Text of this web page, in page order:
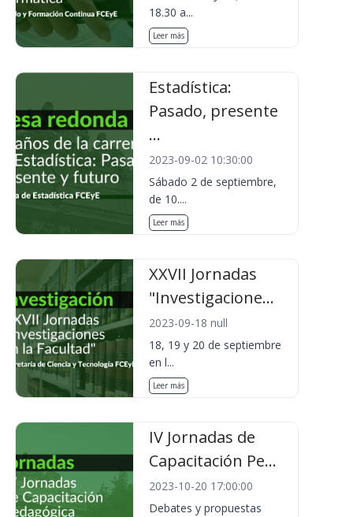
18.30 a...
Leer más
Estadística:
Pasado, presente
...
2023-09-02 10:30:00
Sábado 2 de septiembre,
de 10....
Leer más
XXVII Jornadas
"Investigacione...
2023-09-18 null
18, 19 y 20 de septiembre
en l...
Leer más
IV Jornadas de
Capacitación Pe...
2023-10-20 17:00:00
Debates y propuestas